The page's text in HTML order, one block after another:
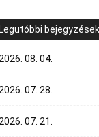
bejegyzések
08. 04.
07. 28.
07. 21.